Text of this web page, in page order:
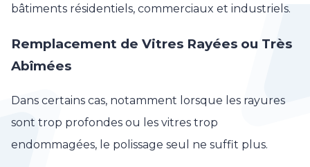
bâtiments résidentiels, commerciaux et industriels.
Remplacement de Vitres Rayées ou Très
Abîmées
Dans certains cas, notamment lorsque les rayures
sont trop profondes ou les vitres trop
endommagées, le polissage seul ne suffit plus.